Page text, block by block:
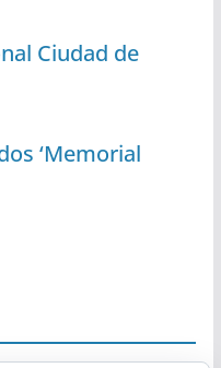
Ciudad de
‘Memorial